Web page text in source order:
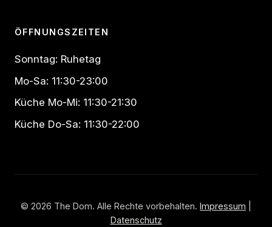
ÖFFNUNGSZEITEN
Sonntag: Ruhetag
Mo-Sa: 11:30-23:00
Küche Mo-Mi: 11:30-21:30
Küche Do-Sa: 11:30-22:00
© 2026 The Dom. Alle Rechte vorbehalten. Impressum
Datenschutz